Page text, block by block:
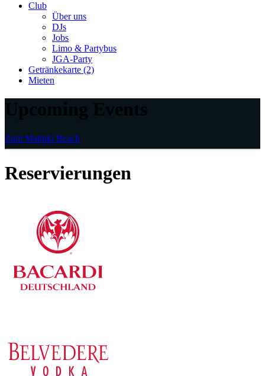
Club
Über uns
DJs
Jobs
Limo & Partybus
JGA-Party
Getränkekarte (2)
Mieten
Upcoming Events
Zum Malinki Beach
Reservierungen